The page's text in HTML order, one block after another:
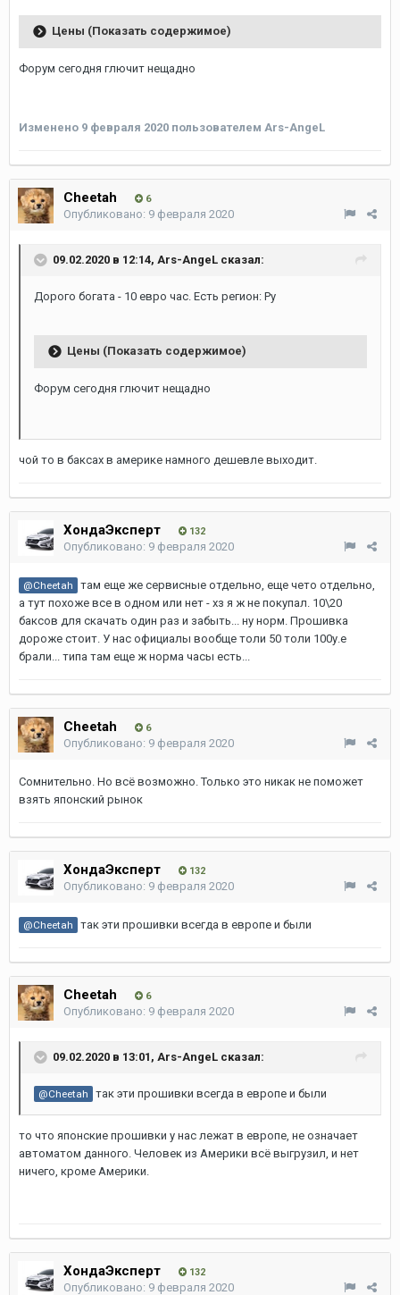
Цены (Показать содержимое)
Форум сегодня глючит нещадно
Изменено 9 февраля 2020 пользователем Ars-AngeL
Cheetah 6
Опубликовано: 9 февраля 2020
09.02.2020 в 12:14, Ars-AngeL сказал:
Дорого богата - 10 евро час. Есть регион: Ру
Цены (Показать содержимое)
Форум сегодня глючит нещадно
чой то в баксах в америке намного дешевле выходит.
ХондаЭксперт 132
Опубликовано: 9 февраля 2020
@Cheetah
там еще же сервисные отдельно, еще чето отдельно,
а тут похоже все в одном или нет - хз я ж не покупал. 10\20
баксов для скачать один раз и забыть... ну норм. Прошивка
дороже стоит. У нас официалы вообще толи 50 толи 100у.е
брали... типа там еще ж норма часы есть...
Cheetah 6
Опубликовано: 9 февраля 2020
Сомнительно. Но всё возможно. Только это никак не поможет
взять японский рынок
ХондаЭксперт 132
Опубликовано: 9 февраля 2020
@Cheetah так эти прошивки всегда в европе и были
Cheetah 6
Опубликовано: 9 февраля 2020
09.02.2020 в 13:01, Ars-AngeL сказал:
@Cheetah так эти прошивки всегда в европе и были
то что японские прошивки у нас лежат в европе, не означает
автоматом данного. Человек из Америки всё выгрузил, и нет
ничего, кроме Америки.
ХондаЭксперт 132
Опубликовано: 9 февраля 2020